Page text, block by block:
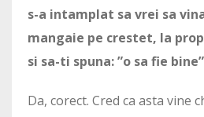
s-a intamplat sa vrei sa
mangaie pe crestet, la
si sa-ti spuna: ”o sa fie bine”
Da, corect. Cred ca asta vine